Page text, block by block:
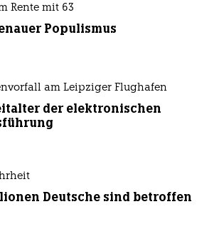
Rente mit 63
Populismus
am Leipziger Flughafen
der elektronischen
Deutsche sind betroffen